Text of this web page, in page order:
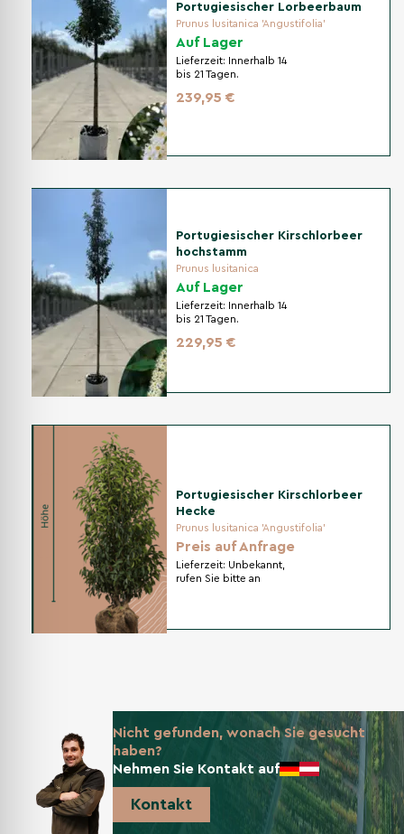
Portugiesischer Lorbeerbaum
Prunus lusitanica 'Angustifolia'
Auf Lager
Lieferzeit:
Innerhalb 14
bis 21 Tagen.
239,95 €
Portugiesischer Kirschlorbeer
hochstamm
Prunus lusitanica
Auf Lager
Lieferzeit:
Innerhalb 14
bis 21 Tagen.
229,95 €
Portugiesischer Kirschlorbeer
Hecke
Prunus lusitanica 'Angustifolia'
Preis auf Anfrage
Lieferzeit: Unbekannt,
rufen Sie bitte an
Nicht gefunden, wonach Sie gesucht
haben?
Nehmen Sie Kontakt auf
Kontakt